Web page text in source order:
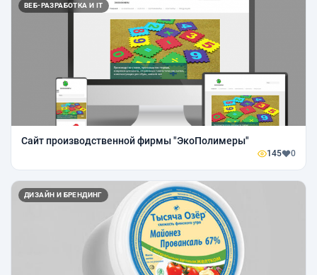
ВЕБ-РАЗРАБОТКА И IT
Сайт производственной фирмы "ЭкоПолимеры"
145 0
ДИЗАЙН И БРЕНДИНГ